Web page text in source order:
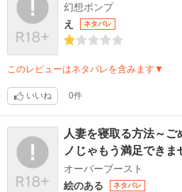
幻想ポンプ
え
ネタバレ
このレビューはネタバレを含みます▼
いいね 0件
人妻を寝取る方法～
ノじゃもう満足できま
オーバーブースト
絵のある
ネタバレ